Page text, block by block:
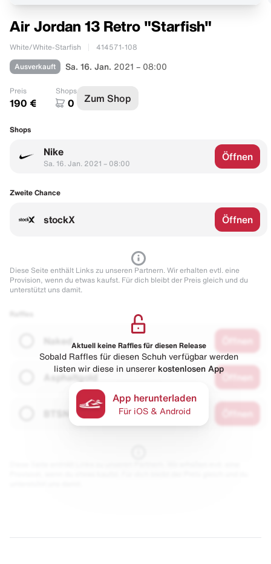
Air Jordan 13 Retro "Starfish"
White/White-Starfish 414571-108
Ausverkauft Sa. 16. Jan. 2021 – 08:00
Preis
190 €
Shops
0 Zum Shop
Shops
Nike
Sa. 16. Jan. 2021 – 08:00
Öffnen
Zweite Chance
stockX Öffnen
Diese Seite enthält Links zu unseren Partnern. Wir erhalten evtl. eine
Provision, wenn du etwas kaufst. Für dich bleibt der Preis gleich und du
unterstützt uns damit.
Naked
Asphaltgold
Aktuell keine Raffles für diesen Release
Sobald Raffles für diesen Schuh verfügbar werden
listen wir diese in unserer kostenlosen App
App herunterladen
Für iOS & Android